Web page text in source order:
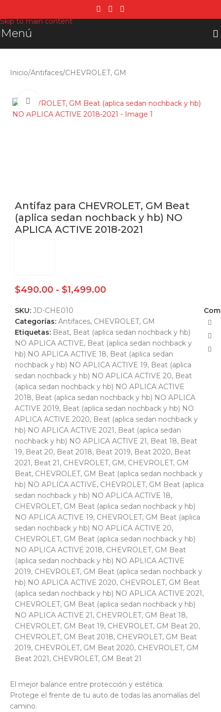
Skip to main content
Menú
Inicio/Antifaces/CHEVROLET, GM
Click para agrandar
Antifaz para CHEVROLET, GM Beat
(aplica sedan nochback y hb) NO
APLICA ACTIVE 2018-2021
$490.00 - $1,499.00
SKU: JD-CHE010
Categorías: Antifaces, CHEVROLET, GM
Etiquetas: Beat, Beat (aplica sedan nochback y hb)
NO APLICA ACTIVE, Beat (aplica sedan nochback y
hb) NO APLICA ACTIVE 18, Beat (aplica sedan
nochback y hb) NO APLICA ACTIVE 19, Beat (aplica
sedan nochback y hb) NO APLICA ACTIVE 20, Beat
(aplica sedan nochback y hb) NO APLICA ACTIVE
2018, Beat (aplica sedan nochback y hb) NO APLICA
ACTIVE 2019, Beat (aplica sedan nochback y hb) NO
APLICA ACTIVE 2020, Beat (aplica sedan nochback y
hb) NO APLICA ACTIVE 2021, Beat (aplica sedan
nochback y hb) NO APLICA ACTIVE 21, Beat 18, Beat
19, Beat 20, Beat 2018, Beat 2019, Beat 2020, Beat
2021, Beat 21, CHEVROLET, GM, CHEVROLET, GM
Beat, CHEVROLET, GM Beat (aplica sedan nochback y
hb) NO APLICA ACTIVE, CHEVROLET, GM Beat (aplica
sedan nochback y hb) NO APLICA ACTIVE 18,
CHEVROLET, GM Beat (aplica sedan nochback y hb)
NO APLICA ACTIVE 19, CHEVROLET, GM Beat (aplica
sedan nochback y hb) NO APLICA ACTIVE 20,
CHEVROLET, GM Beat (aplica sedan nochback y hb)
NO APLICA ACTIVE 2018, CHEVROLET, GM Beat
(aplica sedan nochback y hb) NO APLICA ACTIVE
2019, CHEVROLET, GM Beat (aplica sedan nochback y
hb) NO APLICA ACTIVE 2020, CHEVROLET, GM Beat
(aplica sedan nochback y hb) NO APLICA ACTIVE 2021,
CHEVROLET, GM Beat (aplica sedan nochback y hb)
NO APLICA ACTIVE 21, CHEVROLET, GM Beat 18,
CHEVROLET, GM Beat 19, CHEVROLET, GM Beat 20,
CHEVROLET, GM Beat 2018, CHEVROLET, GM Beat
2019, CHEVROLET, GM Beat 2020, CHEVROLET, GM
Beat 2021, CHEVROLET, GM Beat 21
El mejor balance entre protección y estética.
Protege el frente de tu auto de todas las anomalías del
camino.